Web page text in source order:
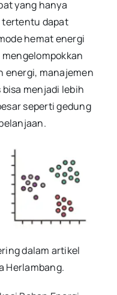
yang hanya
tertentu dapat
hemat energi
energi, manajemen
menjadi lebih
seperti gedung
dalam artikel
Herlambang.